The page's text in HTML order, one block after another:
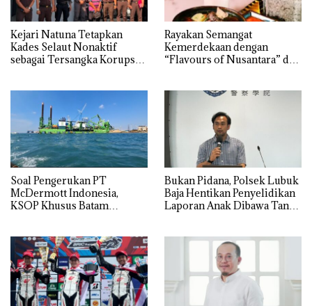
Kejari Natuna Tetapkan
Kades Selaut Nonaktif
sebagai Tersangka Korupsi
Rayakan Semangat
Kemerdekaan dengan
“Flavours of Nusantara” di
‎Soal Pengerukan PT
McDermott Indonesia,
KSOP Khusus Batam
Bukan Pidana, Polsek Lubuk
Baja Hentikan Penyelidikan
Laporan Anak Dibawa Tanpa